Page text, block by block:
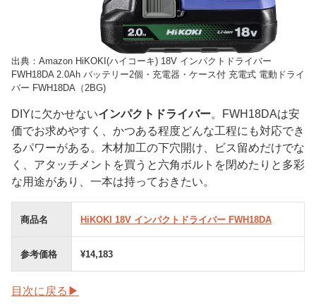
出典：Amazon HiKOKI(ハイコーキ) 18V インパクトドライバー
FWH18DA 2.0Ah バッテリー2個・充電器・ケース付 充電式 電動ドライ
バー FWH18DA（2BG)
DIYに欠かせないインパクトドライバー。FWH18DAは安
価でお求めやすく、かつある程度どんな工程にも対応でき
るパワーがある。木材加工の下穴開け、ビス留めだけでな
く、アタッチメントを買うと六角ボルトを閉めたりと多彩
な用途があり、一本は持っておきたい。
商品名 HiKOKI 18V インパクトドライバー FWH18DA
参考価格 ¥14,183
目次に戻る▶